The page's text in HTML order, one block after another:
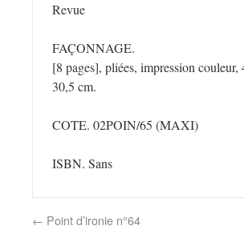
Revue
FAÇONNAGE.
[8 pages], pliées, impression couleur,
30,5 cm.
COTE. 02POIN/65 (MAXI)
ISBN. Sans
← Point d’ironie n°64